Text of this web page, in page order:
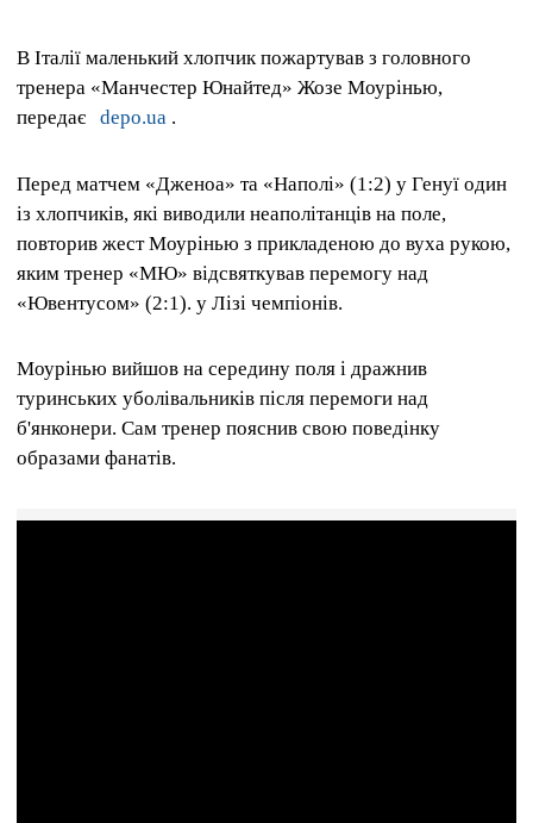
В Італії маленький хлопчик пожартував з головного
тренера «Манчестер Юнайтед» Жозе Моурінью,
передає depo.ua .
Перед матчем «Дженоа» та «Наполі» (1:2) у Генуї один
із хлопчиків, які виводили неаполітанців на поле,
повторив жест Моурінью з прикладеною до вуха рукою,
яким тренер «МЮ» відсвяткував перемогу над
«Ювентусом» (2:1). у Лізі чемпіонів.
Моурінью вийшов на середину поля і дражнив
туринських уболівальників після перемоги над
б'янконери. Сам тренер пояснив свою поведінку
образами фанатів.